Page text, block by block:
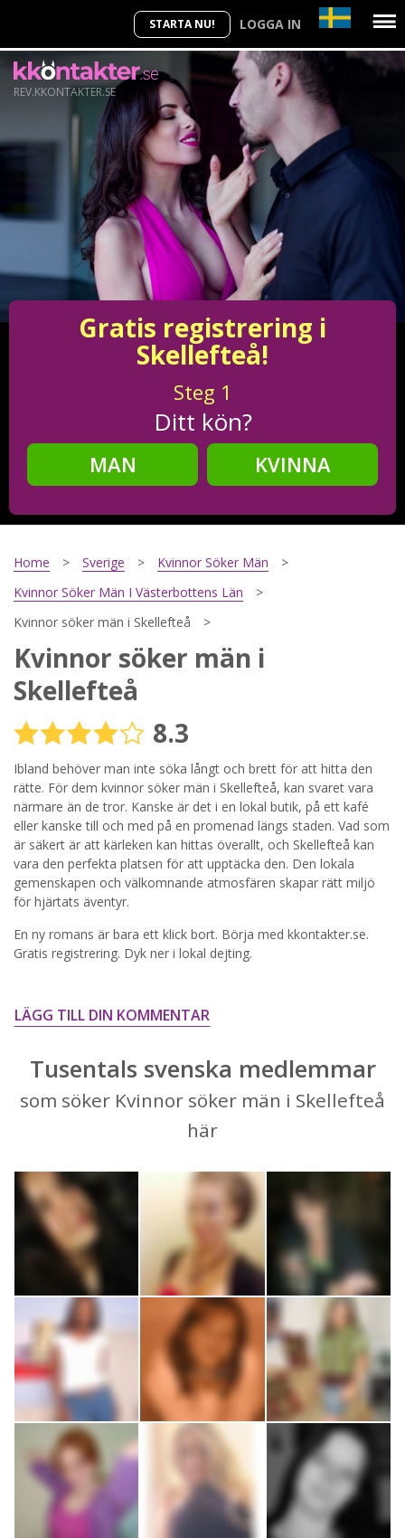
STARTA NU! LOGGA IN
REV.KKONTAKTER.SE
Gratis registrering i
Skellefteå!
Steg 1
Ditt kön?
MAN
KVINNA
Steg2
3
Din mailadress?
Sekretesspolicyn. Jag godkänner att ta emot information och
reklam via e-post från hemsidans operatörer. Jag kan dra
tillbaka godkännande när jag vill.
STARTA NU!
Home Sverige
Kvinnor Söker Män
Kvinnor Söker Män I Västerbottens Län
Kvinnor söker män i Skellefteå
Kvinnor söker män i
Skellefteå
8.3
Ibland behöver man inte söka långt och brett för att hitta den
rätte. För dem kvinnor söker män i Skellefteå, kan svaret vara
närmare än de tror. Kanske är det i en lokal butik, på ett kafé
eller kanske till och med på en promenad längs staden. Vad som
är säkert är att kärleken kan hittas överallt, och Skellefteå kan
vara den perfekta platsen för att upptäcka den. Den lokala
gemenskapen och välkomnande atmosfären skapar rätt miljö
för hjärtats äventyr.
En ny romans är bara ett klick bort. Börja med kkontakter.se.
Gratis registrering. Dyk ner i lokal dejting.
LÄGG TILL DIN KOMMENTAR
Tusentals svenska medlemmar
som söker Kvinnor söker män i Skellefteå
här